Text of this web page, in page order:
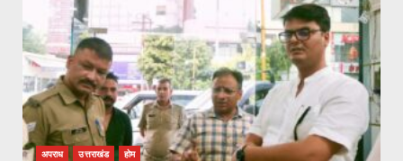
अपराध उत्तराखंड होम